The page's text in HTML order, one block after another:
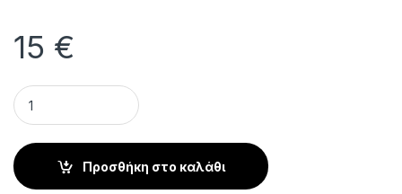
15 €
Nail Scraper Σετ 3 Τεμαχίων από Ανοξείδωτο Ατσάλι
Προσθήκη στο καλάθι